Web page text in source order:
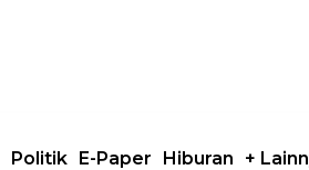
Politik E-Paper Hiburan +